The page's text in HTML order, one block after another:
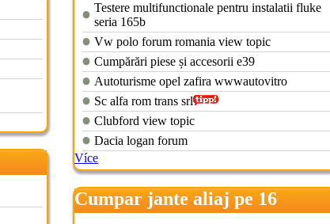
Testere multifunctionale pentru instalatii fluke
seria 165b
Vw polo forum romania view topic
Cumpărări piese și accesorii e39
Autoturisme opel zafira wwwautovitro
Sc alfa rom trans srl
Clubford view topic
Dacia logan forum
Více
Cumpar jante aliaj pe 16